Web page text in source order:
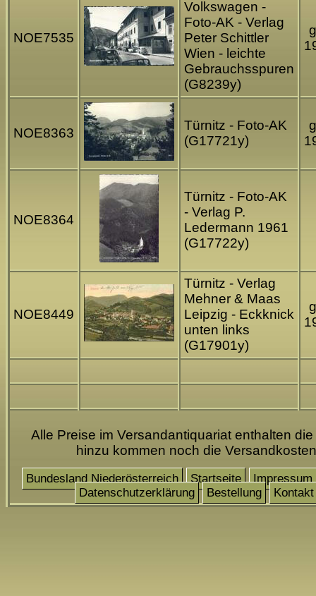
NOE7535
Volkswagen -
Foto-AK - Verlag
Peter Schittler
Wien - leichte
Gebrauchsspuren
(G8239y)
NOE8363
Türnitz - Foto-AK
(G17721y)
NOE8364
Türnitz - Foto-AK
- Verlag P.
Ledermann 1961
(G17722y)
NOE8449
Türnitz - Verlag
Mehner & Maas
Leipzig - Eckknick
unten links
(G17901y)
Alle Preise im Versandantiquariat enthalten die
hinzu kommen noch die Versandkosten
Bundesland Niederösterreich Startseite
Impressum
Datenschutzerklärung
Bestellung Kontakt